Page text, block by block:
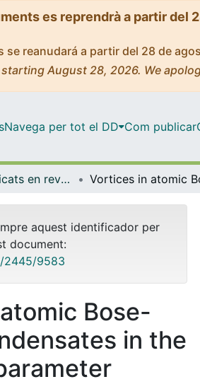
es reprendrà a partir del
reanudará a partir del 28 de
August 28, 2026. We
Navega per tot el DD Com publicar
Articles publicats en revistes (Física Quàntica i Astrofísica)
aquest identificador per
document:
2445/9583
Bose-
in the